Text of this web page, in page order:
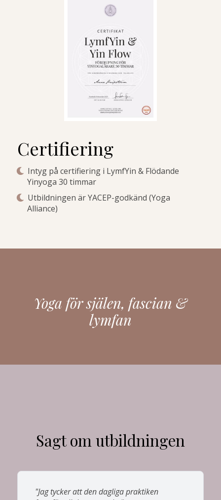
Certifiering
Intyg på certifiering i LymfYin & Flödande
Yinyoga 30 timmar
Utbildningen är YACEP-godkänd (Yoga
Alliance)
Yoga för själen, fascian &
lymfan
Sagt om utbildningen
"Jag tycker att den dagliga praktiken